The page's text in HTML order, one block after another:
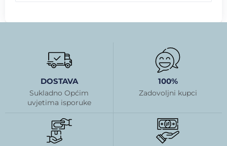
DOSTAVA
Sukladno Općim
uvjetima isporuke
100%
Zadovoljni kupci